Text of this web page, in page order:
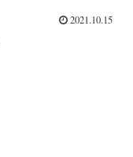
2021.10.15